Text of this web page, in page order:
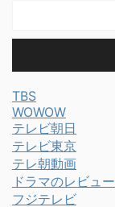
TBS
WOWOW
テレビ朝日
テレビ東京
テレ朝動画
ドラマのレビュー
フジテレビ